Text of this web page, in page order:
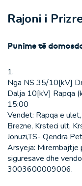
Rajoni i
Punime të
1.
Nga NS 35/10[kV]
Dalja 10[kV] Rapqa
15:00
Vendet: Rapqa e
Brezne, Krsteci ult,
Jonuzi,TS- Qendra
Arsyeja: Mirëmbajtje
siguresave dhe
3003600009006.